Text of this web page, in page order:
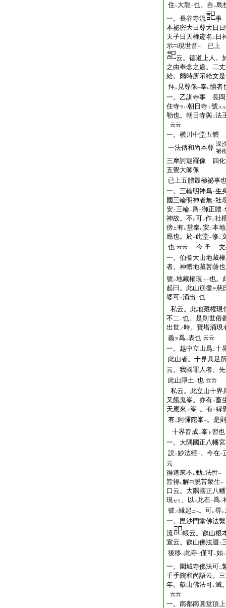
住 二 大龍一也。自 レ島
一。長谷寺流
事
本祕密大日尊大日
天子日天權迹名 二
日
示
現世音一
已上
云。徳道上人。
之由奉念之處。二
給。爾時所示給文
拜二 見尊像一奉レ愼者
一。乙訓寺事 長岡
住寺ヲハ朝日寺 ト 號スル
勒也。朝日寺與二法
云云
一。横川中堂五體
一法傳和尚本尊 深
祕
三摩訶迦羅像 四化
五覺大師像
已上五體最極祕事
一。三輪明神爲二生
國三輪明神者無二社
安二三輪一爲二御正體一
神故。不 レ可レ作二社
傍ニ有レ堂奉レ安二本地
應也。於一此堂一修二
也 云云 今 予
文
一。伯耆大山地藏
者。神體地藏菩薩
號二地藏權現 ト 一也。
起曰。此山崩盡テ慈
婆可二涌出 一也
私云。此地藏權現
不二一也。是則世俗
出世ノ時。寶塔涌現
義ヲ爲レ表也 云云
一。越中立山爲二十
此山者。十界具足
云。我國罪人者。先
此山淨土一也 云云
私云。此立山十界
又餓鬼峯。亦有二畜
天應來 ノ峯一。有二縁
有二 阿彌陀峯一。是
十界皆成レ峯 ト 習也
一。大隅國正八幡
説二妙法經一。今在二
云
得道來不 レ動二法性一
皆得レ解 脱苦衆生一
口云。大隅國正八
現セリ 。以 二 此石一爲二
彼 ノ縁起ニ一。可レ尋レ
一。毘沙門堂佛法
流
帳云。叡山根
宣云。叡山佛法迴 二
後移二 此寺一僅可レ如 二
一。園城寺佛法可二
千手院和尚語云。
年。叡山佛法可レ滅
云云
一。南都南圓堂頂